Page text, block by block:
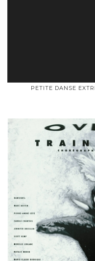
PETITE DANSE